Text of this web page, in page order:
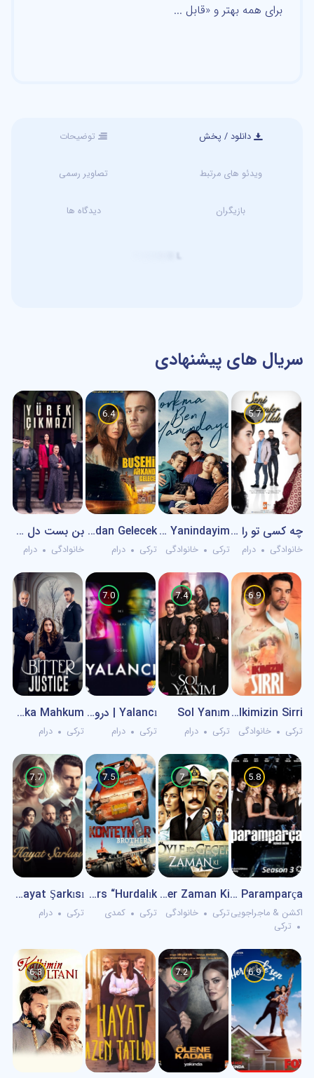
برای همه بهتر و «قابل ...
دانلود / پخش
ویدئو های مرتبط تصاویر رسمی
بازیگران دیدگاه ها
سریال های پیشنهادی
5.7
چه کسی تو را گرفت – Seni Kimler Aldı
خانوادگی درام
Korkma Ben Yanindayim – نترس من کنارتم
ترکی خانوادگی
6.4
Bu Şehir Arkandan Gelecek
ترکی درام
بن بست دل – Yurek Cikmazi
خانوادگی درام
6.9
Ikimizin Sirri | راز ما دو نفر
ترکی خانوادگی
7.4
Sol Yanım
ترکی درام
7.0
Yalancı | دروغگو
ترکی درام
Aska Mahkum – محکوم به عشق
ترکی درام
5.8
Paramparça |‌ از هم گسیخته
اکشن & ماجراجویی
ترکی
7
Oyle Bir Gecer Zaman Ki – روزی روزگاری
ترکی خانوادگی
7.5
Konteynır Brothers “Hurdalık”
ترکی کمدی
7.7
Hayat Şarkısı | ماکسیرا
ترکی درام
6.9
7.2
6.3